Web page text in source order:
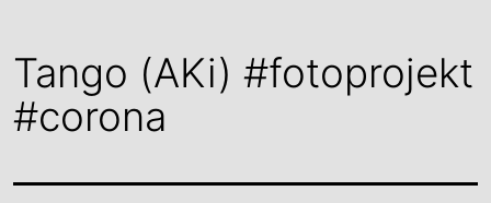
Tango (AKi) #fotoprojekt
#corona